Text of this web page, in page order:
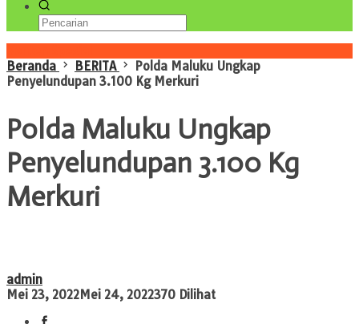
Beranda
BERITA
Polda Maluku Ungkap
Penyelundupan 3.100 Kg Merkuri
Polda Maluku Ungkap
Penyelundupan 3.100 Kg
Merkuri
admin
Mei 23, 2022Mei 24, 2022370 Dilihat